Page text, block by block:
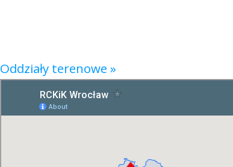
Oddziały terenowe »